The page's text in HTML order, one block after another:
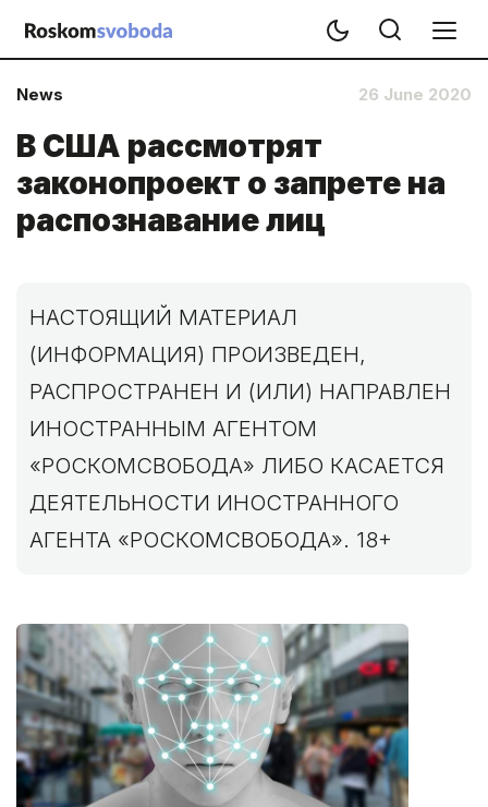
News 26 June 2020
В США рассмотрят
законопроект о запрете на
распознавание лиц
НАСТОЯЩИЙ МАТЕРИАЛ
(ИНФОРМАЦИЯ) ПРОИЗВЕДЕН,
РАСПРОСТРАНЕН И (ИЛИ) НАПРАВЛЕН
ИНОСТРАННЫМ АГЕНТОМ
«РОСКОМСВОБОДА» ЛИБО КАСАЕТСЯ
ДЕЯТЕЛЬНОСТИ ИНОСТРАННОГО
АГЕНТА «РОСКОМСВОБОДА». 18+